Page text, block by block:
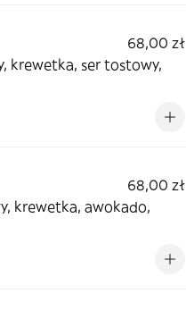
68,00 zł
krewetka, ser tostowy,
68,00 zł
krewetka, awokado,